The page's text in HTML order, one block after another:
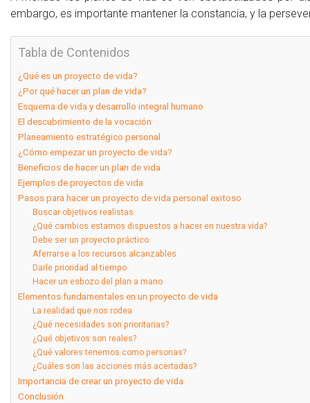
embargo, es importante mantener la constancia, y la
Tabla de Contenidos
¿Qué es un proyecto de vida?
¿Por qué hacer un plan de vida?
Esquema de vida y desarrollo integral humano
El descubrimiento de la vocación
Planeamiento estratégico personal
¿Cómo empezar un proyecto de vida?
Beneficios de hacer un plan de vida
Ejemplos de proyectos de vida
Pasos para hacer un proyecto de vida personal exitoso
Buscar objetivos realistas
¿Qué cambios estamos dispuestos a hacer en nuestra vida?
Debe ser un proyecto práctico
Aferrarse a los recursos alcanzables
Darle prioridad al tiempo
Hacer un esbozo del plan a mano
Elementos fundamentales en un proyecto de vida
La realidad que nos rodea
¿Qué necesidades son prioritarias?
¿Qué objetivos son reales?
¿Qué valores tenemos como personas?
¿Cuáles son las acciones más acertadas?
Importancia de crear un proyecto de vida
Conclusión